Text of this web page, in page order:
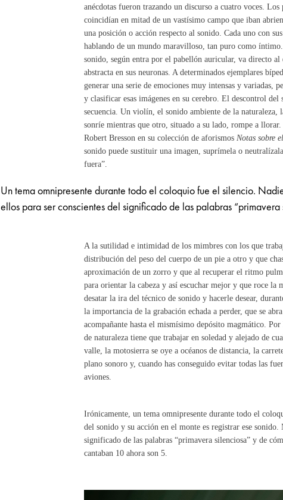
anécdotas fueron trazando un discurso a cuatro voces.
coincidían en mitad de un vastísimo campo que iban
una posición o acción respecto al sonido. Cada uno con
hablando de un mundo maravilloso, tan puro como
sonido, según entra por el pabellón auricular, va directo al
abstracta en sus neuronas. A determinados ejemplares
generar una serie de emociones muy intensas y variadas,
y clasificar esas imágenes en su cerebro. El descontrol
secuencia. Un violín, el sonido ambiente de la naturaleza,
sonríe mientras que otro, situado a su lado, rompe a
Robert Bresson en su colección de aforismos Notas sobre
sonido puede sustituir una imagen, suprímela o
fuera”.
Un tema omnipresente durante todo el coloquio fue el silencio.
ellos para ser conscientes del significado de las palabras “primavera
A la sutilidad e intimidad de los mimbres con los que
distribución del peso del cuerpo de un pie a otro y que
aproximación de un zorro y que al recuperar el ritmo
para orientar la cabeza y así escuchar mejor y que roce la
desatar la ira del técnico de sonido y hacerle desear,
la importancia de la grabación echada a perder, que se
acompañante hasta el mismísimo depósito magmático.
de naturaleza tiene que trabajar en soledad y alejado de
valle, la motosierra se oye a océanos de distancia, la
plano sonoro y, cuando has conseguido evitar todas las
aviones.
Irónicamente, un tema omnipresente durante todo el
del sonido y su acción en el monte es registrar ese
significado de las palabras “primavera silenciosa” y de
cantaban 10 ahora son 5.